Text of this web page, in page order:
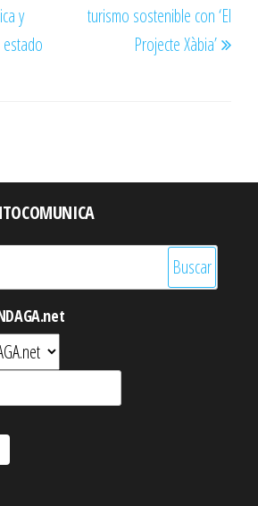
y
turismo sostenible con ‘El
Projecte Xàbia’